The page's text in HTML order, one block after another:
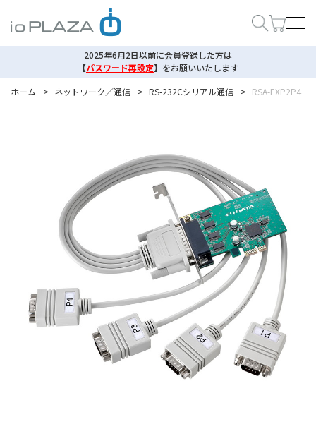
2025年6月2日以前に会員登録した方は
【パスワード再設定】 をお願いいたします
ホーム
> ネットワーク／通信 > RS-232Cシリアル通信 > RSA-EXP2P4